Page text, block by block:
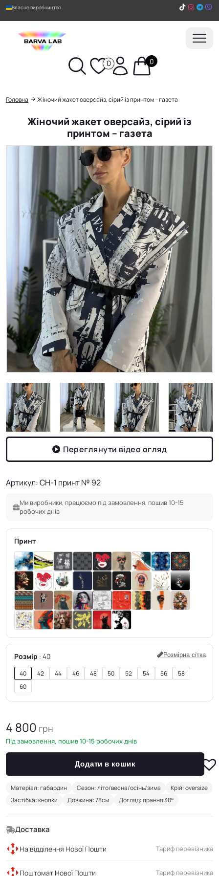
Власне виробництво
0 0
Пошук
Головна Жіночий жакет оверсайз, сірий із принтом – газета
Жіночий жакет оверсайз, сірий із
принтом – газета
Переглянути відео огляд
Артикул: CH-1 принт № 92
Ми виробники, працюємо під замовлення, пошив 10-15
робочих днів
Принт
Розмір 40 Розмірна сітка
40 42 44 46 48 50 52 54 56
58
60
4 800 грн
Під замовлення, пошив 10-15 робочих днів
Додати в кошик
Матеріал: габардин Сезон: літо/весна/осінь/зима
Крій: oversize
Застібка: кнопки
Довжина: 78см Догляд: прання 30°
Доставка
На відділення Нової Пошти Тариф перевізника
Поштомат Нової Пошти Тариф перевізника